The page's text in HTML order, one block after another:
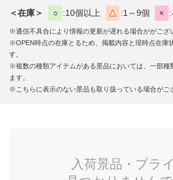
＜在庫＞ ○ 10個以上 △ 1～9個 ×
※通信不具合により情報の更新が遅れる場合ががござ
※OPEN時点の在庫とるため、掲載内容と現時点在庫
す。
※複数の種類アイテムがある景品においては、一部種
ます。
※こちらに表示のない景品も取り扱っている場合がご